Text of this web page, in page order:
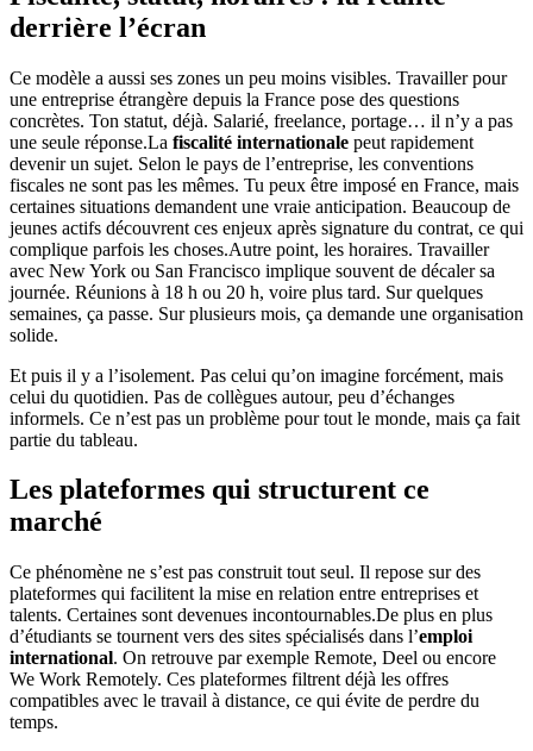
derrière l’écran
Ce modèle a aussi ses zones un peu moins visibles. Travailler pour
une entreprise étrangère depuis la France pose des questions
concrètes. Ton statut, déjà. Salarié, freelance, portage… il n’y a pas
une seule réponse.La fiscalité internationale peut rapidement
devenir un sujet. Selon le pays de l’entreprise, les conventions
fiscales ne sont pas les mêmes. Tu peux être imposé en France, mais
certaines situations demandent une vraie anticipation. Beaucoup de
jeunes actifs découvrent ces enjeux après signature du contrat, ce qui
complique parfois les choses.Autre point, les horaires. Travailler
avec New York ou San Francisco implique souvent de décaler sa
journée. Réunions à 18 h ou 20 h, voire plus tard. Sur quelques
semaines, ça passe. Sur plusieurs mois, ça demande une organisation
solide.
Et puis il y a l’isolement. Pas celui qu’on imagine forcément, mais
celui du quotidien. Pas de collègues autour, peu d’échanges
informels. Ce n’est pas un problème pour tout le monde, mais ça fait
partie du tableau.
Les plateformes qui structurent ce
marché
Ce phénomène ne s’est pas construit tout seul. Il repose sur des
plateformes qui facilitent la mise en relation entre entreprises et
talents. Certaines sont devenues incontournables.De plus en plus
d’étudiants se tournent vers des sites spécialisés dans l’emploi
international. On retrouve par exemple Remote, Deel ou encore
We Work Remotely. Ces plateformes filtrent déjà les offres
compatibles avec le travail à distance, ce qui évite de perdre du
temps.